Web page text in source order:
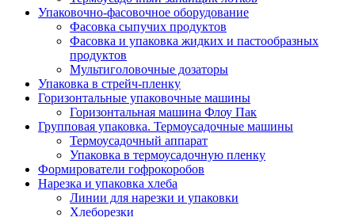
Упаковочно-фасовочное оборудование
Фасовка сыпучих продуктов
Фасовка и упаковка жидких и пастообразных
продуктов
Мультиголовочные дозаторы
Упаковка в стрейч-пленку
Горизонтальные упаковочные машины
Горизонтальная машина Флоу Пак
Групповая упаковка. Термоусадочные машины
Термоусадочный аппарат
Упаковка в термоусадочную пленку
Формирователи гофрокоробов
Нарезка и упаковка хлеба
Линии для нарезки и упаковки
Хлеборезки